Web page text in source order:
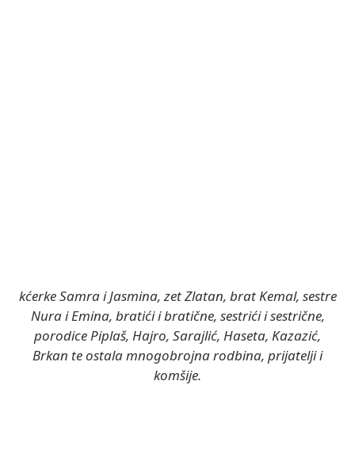
kćerke Samra i Jasmina, zet Zlatan, brat Kemal, sestre
Nura i Emina, bratići i bratične, sestrići i sestrične,
porodice Piplaš, Hajro, Sarajlić, Haseta, Kazazić,
Brkan te ostala mnogobrojna rodbina, prijatelji i
komšije.